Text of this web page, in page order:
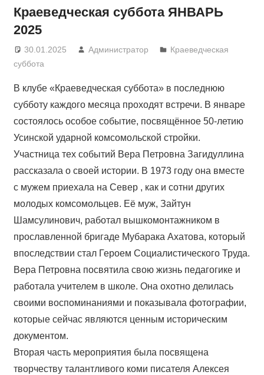
Краеведческая суббота ЯНВАРЬ
2025
30.01.2025 Администратор
Краеведческая
суббота
В клубе «Краеведческая суббота» в последнюю
субботу каждого месяца проходят встречи. В январе
состоялось особое событие, посвящённое 50-летию
Усинской ударной комсомольской стройки.
Участница тех событий Вера Петровна Загидуллина
рассказала о своей истории. В 1973 году она вместе
с мужем приехала на Север , как и сотни других
молодых комсомольцев. Её муж, Зайтун
Шамсулинович, работал вышкомонтажником в
прославленной бригаде Мубарака Ахатова, который
впоследствии стал Героем Социалистического Труда.
Вера Петровна посвятила свою жизнь педагогике и
работала учителем в школе. Она охотно делилась
своими воспоминаниями и показывала фотографии,
которые сейчас являются ценным историческим
документом.
Вторая часть мероприятия была посвящена
творчеству талантливого коми писателя Алексея